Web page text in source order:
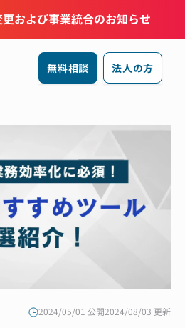
更および事業統合のお知らせ
無料相談 法人の方
2024/05/01 公開2024/08/03 更新